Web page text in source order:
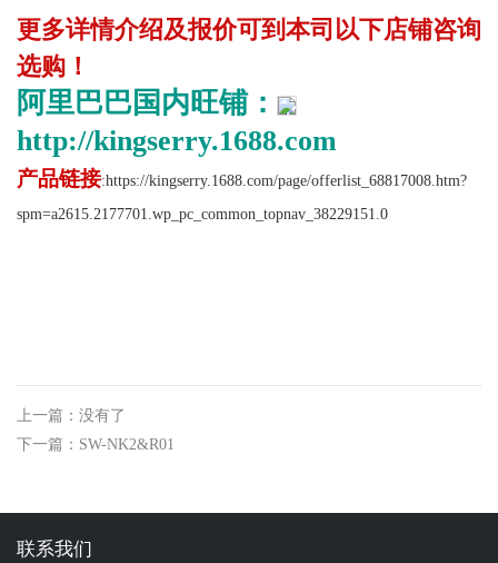
更多详情介绍及报价可到本司以下店铺咨询
选购！
阿里巴巴国内旺铺：
http://kingserry.1688.com
产品链接:https://kingserry.1688.com/page/offerlist_68817008.htm?
spm=a2615.2177701.wp_pc_common_topnav_38229151.0
上一篇：没有了
下一篇：SW-NK2&R01
联系我们